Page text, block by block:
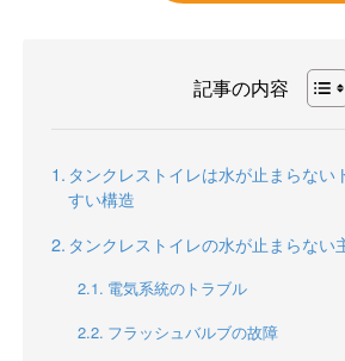
記事の内容
タンクレストイレは水が止まらない
すい構造
タンクレストイレの水が止まらない
電気系統のトラブル
フラッシュバルブの故障